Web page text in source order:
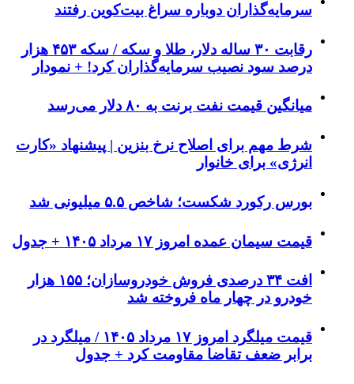
سرمایه‌گذاران دوباره سراغ بیت‌کوین رفتند
رقابت ۳۰ ساله دلار، طلا و سکه / سکه ۴۵۳ هزار
درصد سود نصیب سرمایه‌گذاران کرد! + نمودار
میانگین قیمت نفت برنت به ۸۰ دلار می‌رسد
شرط مهم برای اصلاح نرخ بنزین | پیشنهاد «کارت
انرژی» برای خانوار
بورس رکورد شکست؛ شاخص ۵.۵ میلیونی شد
قیمت سیمان عمده امروز ۱۷ مرداد ۱۴۰۵ + جدول
افت ۳۴ درصدی فروش خودروسازان؛ ۱۵۵ هزار
خودرو در چهار ماه فروخته شد
قیمت میلگرد امروز ۱۷ مرداد ۱۴۰۵ / میلگرد در
برابر ضعف تقاضا مقاومت کرد + جدول